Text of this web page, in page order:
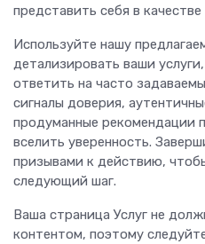
представить себя в
Используйте нашу
детализировать ваши
ответить на часто
сигналы доверия,
продуманные рекомендации
вселить уверенность.
призывами к действию,
следующий шаг.
Ваша страница Услуг не
контентом, поэтому